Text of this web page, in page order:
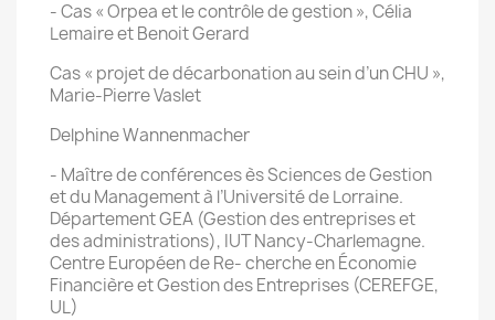
- Cas « Orpea et le contrôle de gestion », Célia
Lemaire et Benoit Gerard
Cas « projet de décarbonation au sein d’un CHU »,
Marie-Pierre Vaslet
Delphine Wannenmacher
- Maître de conférences ès Sciences de Gestion
et du Management à l’Université de Lorraine.
Département GEA (Gestion des entreprises et
des administrations), IUT Nancy-Charlemagne.
Centre Européen de Re- cherche en Économie
Financière et Gestion des Entreprises (CEREFGE,
UL)